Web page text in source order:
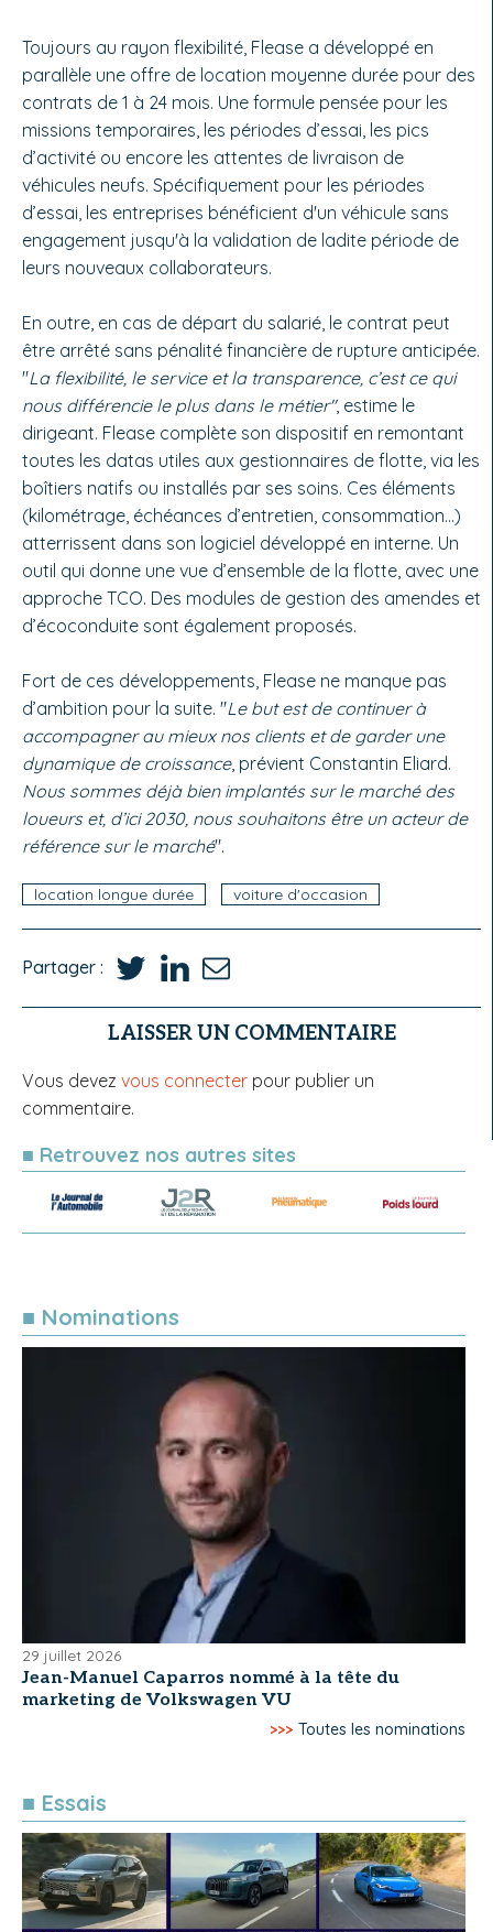
Toujours au rayon flexibilité, Flease a développé en
parallèle une offre de location moyenne durée pour des
contrats de 1 à 24 mois. Une formule pensée pour les
missions temporaires, les périodes d’essai, les pics
d’activité ou encore les attentes de livraison de
véhicules neufs. Spécifiquement pour les périodes
d’essai, les entreprises bénéficient d'un véhicule sans
engagement jusqu'à la validation de ladite période de
leurs nouveaux collaborateurs.
En outre, en cas de départ du salarié, le contrat peut
être arrêté sans pénalité financière de rupture anticipée.
"La flexibilité, le service et la transparence, c’est ce qui
nous différencie le plus dans le métier", estime le
dirigeant. Flease complète son dispositif en remontant
toutes les datas utiles aux gestionnaires de flotte, via les
boîtiers natifs ou installés par ses soins. Ces éléments
(kilométrage, échéances d’entretien, consommation…)
atterrissent dans son logiciel développé en interne. Un
outil qui donne une vue d’ensemble de la flotte, avec une
approche TCO. Des modules de gestion des amendes et
d’écoconduite sont également proposés.
Fort de ces développements, Flease ne manque pas
d’ambition pour la suite. "Le but est de continuer à
accompagner au mieux nos clients et de garder une
dynamique de croissance, prévient Constantin Eliard.
Nous sommes déjà bien implantés sur le marché des
loueurs et, d’ici 2030, nous souhaitons être un acteur de
référence sur le marché".
location longue durée voiture d'occasion
Partager :
LAISSER UN COMMENTAIRE
Vous devez vous connecter pour publier un
commentaire.
■ Retrouvez nos autres sites
■ Nominations
29 juillet 2026
Jean-Manuel Caparros nommé à la tête du
marketing de Volkswagen VU
>>> Toutes les nominations
■ Essais